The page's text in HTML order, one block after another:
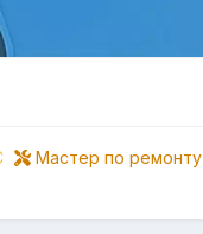
Мастер по ремонту